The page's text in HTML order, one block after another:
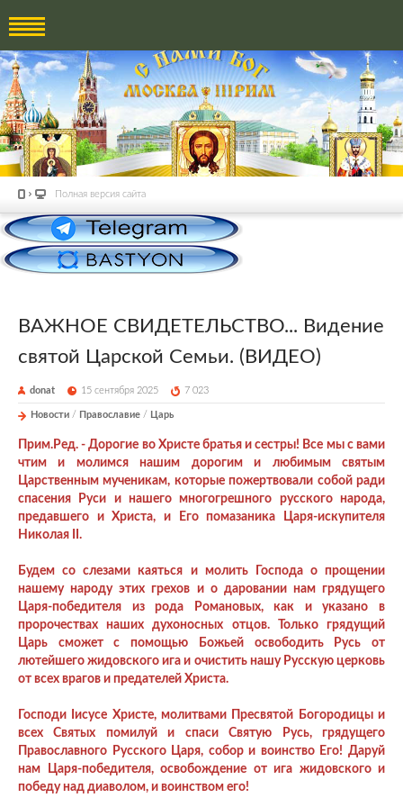
Полная версия сайта
ВАЖНОЕ СВИДЕТЕЛЬСТВО... Видение
святой Царской Семьи. (ВИДЕО)
donat 15 сентября 2025 7 023
Новости / Православие / Царь
Прим.Ред. - Дорогие во Христе братья и сестры! Все мы с вами
чтим и молимся нашим дорогим и любимым святым
Царственным мученикам, которые пожертвовали собой ради
спасения Руси и нашего многогрешного русского народа,
предавшего и Христа, и Его помазаника Царя-искупителя
Николая II.
Будем со слезами каяться и молить Господа о прощении
нашему народу этих грехов и о даровании нам грядущего
Царя-победителя из рода Романовых, как и указано в
пророчествах наших духоносных отцов. Только грядущий
Царь сможет с помощью Божьей освободить Русь от
лютейшего жидовского ига и очистить нашу Русскую церковь
от всех врагов и предателей Христа.
Господи Iисусе Христе, молитвами Пресвятой Богородицы и
всех Святых помилуй и спаси Святую Русь, грядущего
Православного Русского Царя, собор и воинство Его! Даруй
нам Царя-победителя, освобождение от ига жидовского и
победу над диаволом, и воинством его!